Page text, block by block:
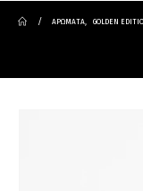
ΑΡΩΜΑΤΑ, GOLDEN